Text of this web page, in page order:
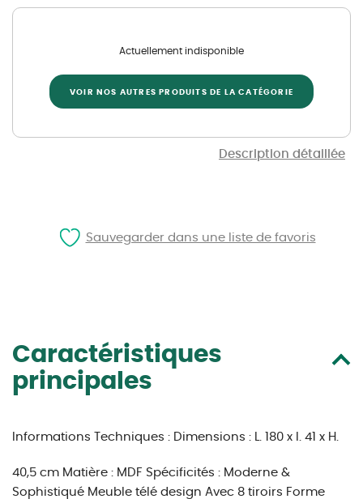
Description détaillée
Actuellement indisponible
VOIR NOS AUTRES PRODUITS DE LA CATÉGORIE
Caractéristiques
principales
Informations Techniques : Dimensions : L. 180 x l. 41 x H.
40,5 cm Matière : MDF Spécificités : Moderne &
Sophistiqué Meuble télé design Avec 8 tiroirs Forme
Sauvegarder dans une liste de favoris